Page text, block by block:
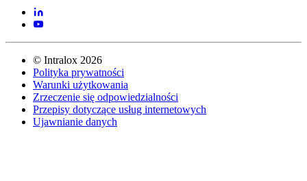
© Intralox 2026
Polityka prywatności
Warunki użytkowania
Zrzeczenie się odpowiedzialności
Przepisy dotyczące usług internetowych
Ujawnianie danych